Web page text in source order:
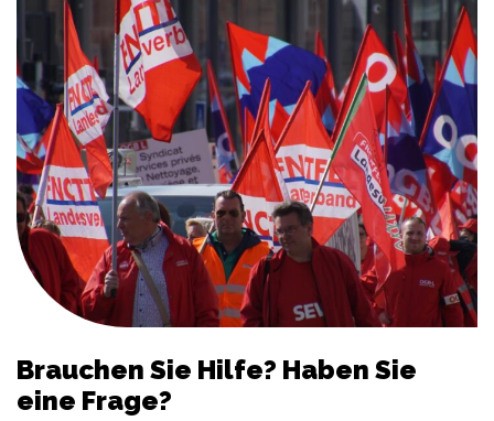
Brauchen Sie Hilfe? Haben Sie
eine Frage?